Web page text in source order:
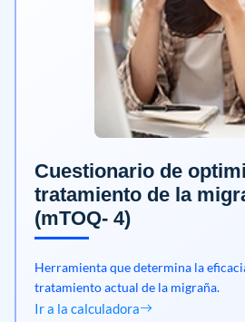
Cuestionario de
tratamiento de la
(mTOQ- 4)
Herramienta que determina la
tratamiento actual de la migraña.
Ir a la calculadora